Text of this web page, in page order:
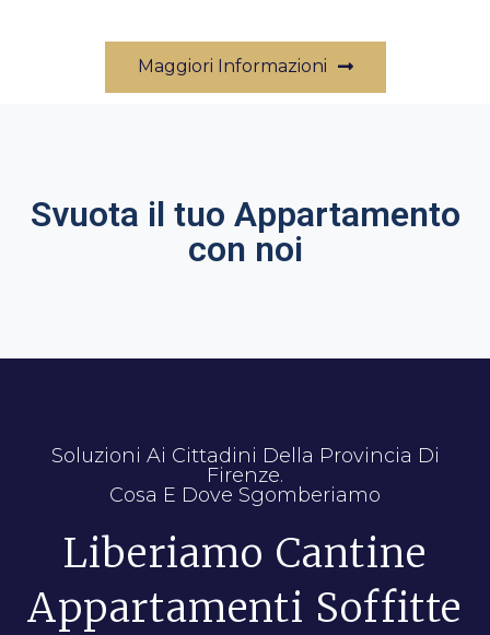
Maggiori Informazioni
Svuota il tuo Appartamento
con noi
Soluzioni Ai Cittadini Della Provincia Di
Firenze.
Cosa E Dove Sgomberiamo
Liberiamo Cantine
Appartamenti Soffitte